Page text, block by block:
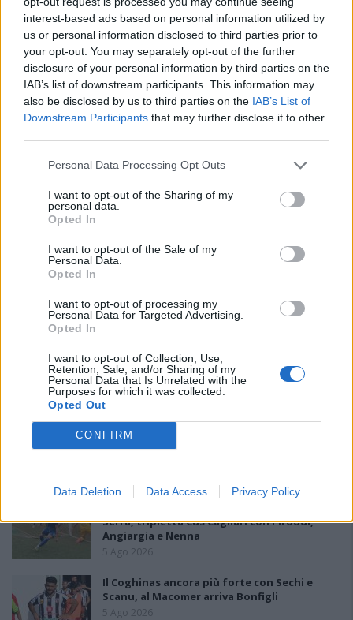
interest-based ads based on personal information utilized by
us or personal information disclosed to third parties prior to
your opt-out. You may separately opt-out of the further
disclosure of your personal information by third parties on the
IAB’s list of downstream participants. This information may
also be disclosed by us to third parties on the IAB’s List of
Downstream Participants that may further disclose it to other
Personal Data Processing Opt Outs
I want to opt-out of the Sharing of my
personal data.
Opted In
I want to opt-out of the Sale of my
Personal Data.
Opted In
I want to opt-out of processing my
Personal Data for Targeted Advertising.
Opted In
I want to opt-out of Collection, Use,
Retention, Sale, and/or Sharing of my
Personal Data that Is Unrelated with the
Purposes for which it was collected.
Opted Out
CONFIRM
Data Deletion Data Access Privacy Policy
di finale con i derby di Gallura, Barbagia e
Ogliastra
Il CR sardo esclude anche l'Olbia: l'Usinese è
in Eccellenza, il Fonni sale in Promozione
5 Ago 2026
Coppa Italia: gli accoppiamenti dei 16esimi di
finale con i derby a Cagliari, Sassari e
Macomer
Serra, tripletta Cus Cagliari con Piroddi,
Angiargia e Nenna
5 Ago 2026
Il Coghinas ancora più forte con Sechi e
Scanu, al Macomer arriva Bonfigli
5 Ago 2026